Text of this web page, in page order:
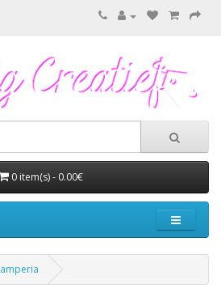
0 item(s) - 0.00€